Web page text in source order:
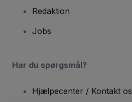
Redaktion
Jobs
Har du spørgsmål?
Hjælpecenter / Kontakt os